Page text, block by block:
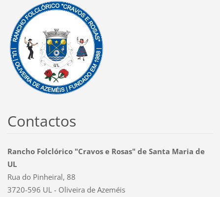
Contactos
Rancho Folclórico "Cravos e Rosas" de Santa Maria de
UL
Rua do Pinheiral, 88
3720-596 UL - Oliveira de Azeméis